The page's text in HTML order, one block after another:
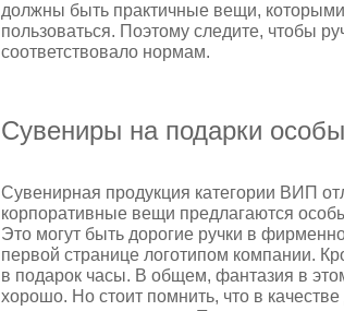
должны быть практичные вещи,
пользоваться. Поэтому следите, чтобы
соответствовало нормам.
Сувениры на подарки
Сувенирная продукция категории ВИП
корпоративные вещи предлагаются
Это могут быть дорогие ручки в
первой странице логотипом компании.
в подарок часы. В общем, фантазия в
хорошо. Но стоит помнить, что в